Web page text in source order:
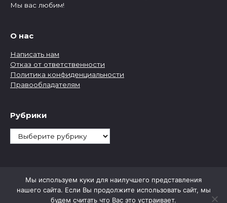
Мы вас любим!
О нас
Написать нам
Отказ от ответственности
Политика конфиденциальности
Правообладателям
Рубрики
Рубрики
Мы используем куки для наилучшего представления
нашего сайта. Если Вы продолжите использовать сайт, мы
будем считать что Вас это устраивает.